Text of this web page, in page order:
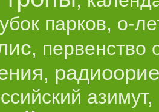
парков, о-
, первенство
,
азимут,